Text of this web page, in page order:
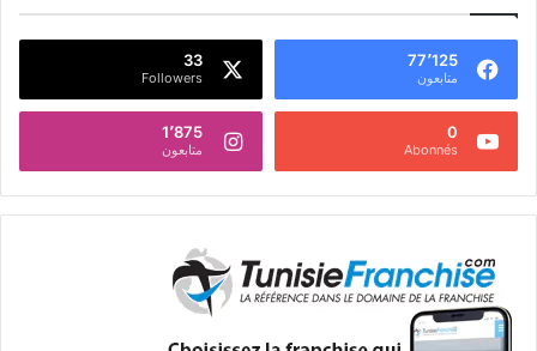
77٬125
متابعون
33
Followers
0
Abonnés
1٬875
متابعون